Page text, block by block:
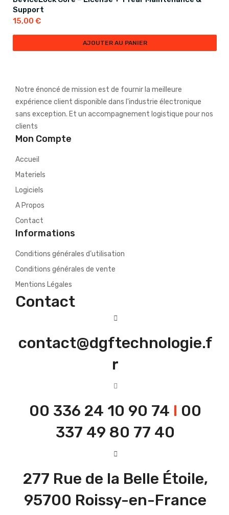
Support
15,00 €
AJOUTER AU PANIER
Notre énoncé de mission est de fournir la meilleure
expérience client disponible dans l'industrie électronique
sans exception. Et un accompagnement logistique pour nos
clients
Mon Compte
Accueil
Materiels
Logiciels
A Propos
Contact
Informations
Conditions générales d’utilisation
Conditions générales de vente
Mentions Légales
Contact
contact@dgftechnologie.f
r
00 336 24 10 90 74 I 00
337 49 80 77 40
277 Rue de la Belle Étoile,
95700 Roissy-en-France